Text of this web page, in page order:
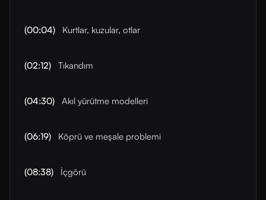
(00:04) Kurtlar, kuzular, otlar
(02:12) Tıkandım
(04:30) Akıl yürütme modelleri
(06:19) Köprü ve meşale problemi
(08:38) İçgörü